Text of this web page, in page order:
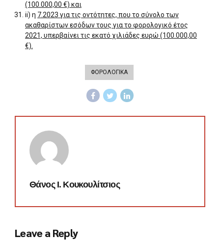
(100.000,00 €) και
ii) η 7.2023 για τις οντότητες, που το σύνολο των
ακαθαρίστων εσόδων τους για το φορολογικό έτος
2021, υπερβαίνει τις εκατό χιλιάδες ευρώ (100.000,00
€).
ΦΟΡΟΛΟΓΙΚΑ
Θάνος Ι. Κουκουλίτσιος
Leave a Reply